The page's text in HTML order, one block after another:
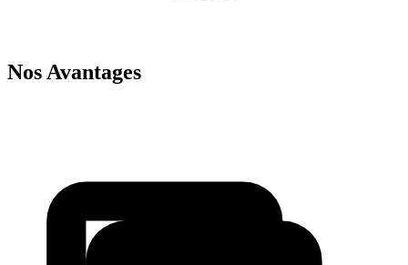
Nos Avantages